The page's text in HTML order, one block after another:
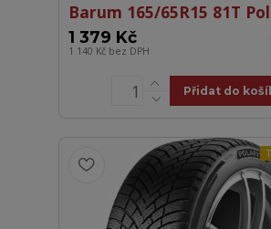
Barum 165/65R15 81T
1 379 Kč
1 140 Kč bez DPH
Přidat do